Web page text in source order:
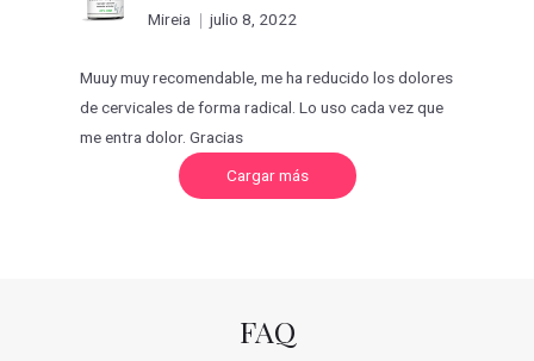
Valorado
con5de 5
Mireia
julio 8, 2022
Muuy muy recomendable, me ha reducido los dolores
de cervicales de forma radical. Lo uso cada vez que
me entra dolor. Gracias
Cargar másC
r
FAQ